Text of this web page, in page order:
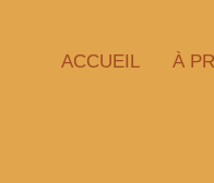
ACCUEIL À